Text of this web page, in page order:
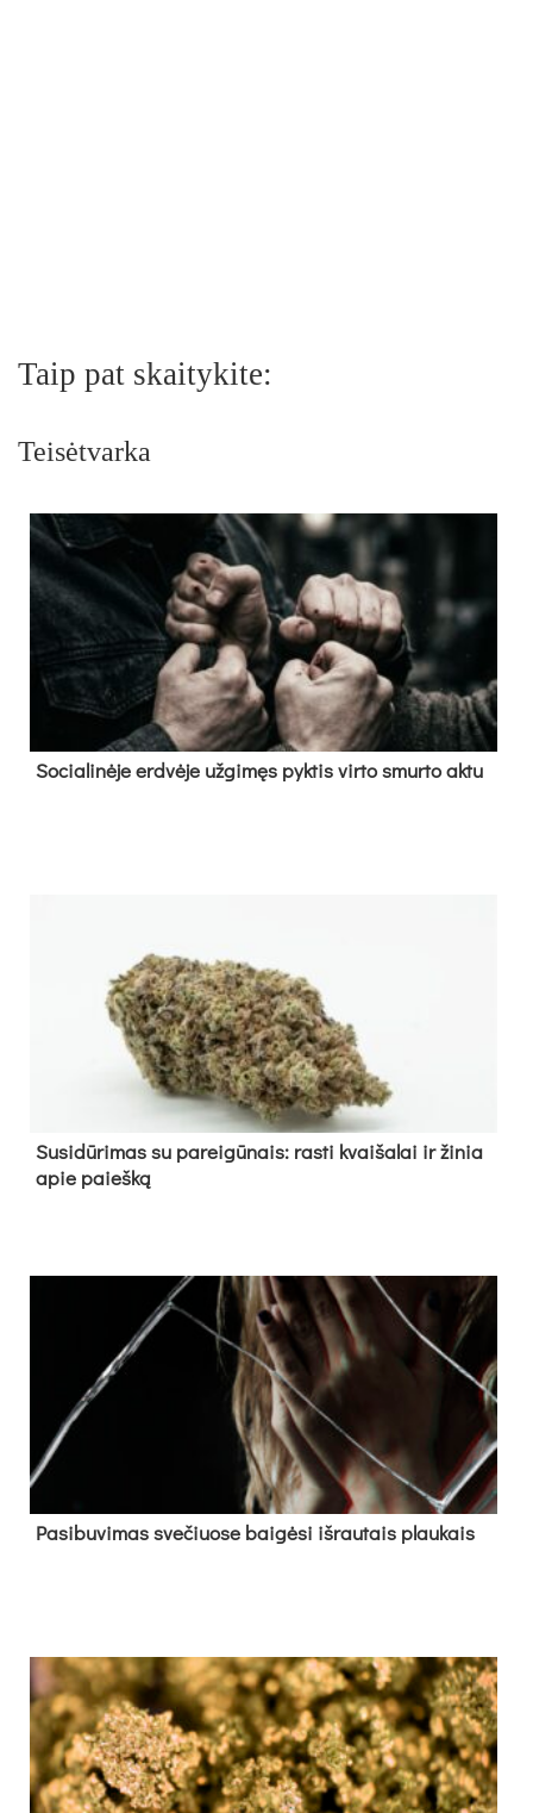
Taip pat skaitykite:
Teisėtvarka
So­cia­li­nė­je erd­vė­je už­gi­męs pyk­tis vir­to smur­to ak­tu
Su­si­dū­ri­mas su pa­rei­gū­nais: ras­ti kvai­ša­lai ir ži­nia
apie paieš­ką
Pa­si­bu­vi­mas sve­čiuo­se bai­gė­si iš­rau­tais plau­kais